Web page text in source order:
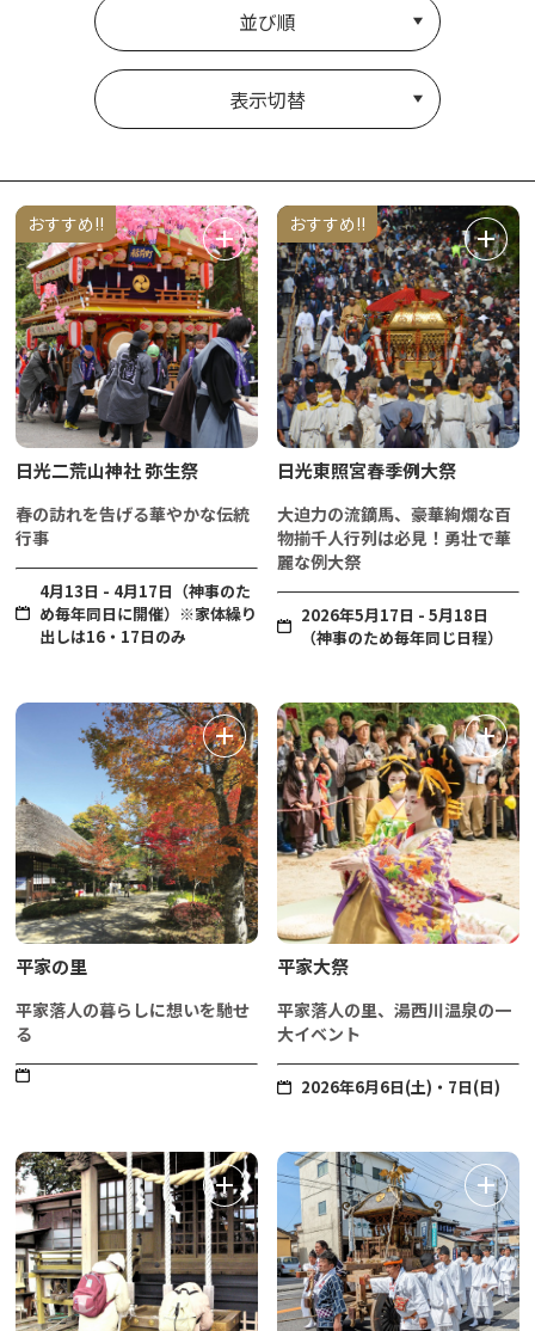
並び順
表示切替
おすすめ!!
日光二荒山神社 弥生祭
春の訪れを告げる華やかな伝統
行事
4月13日 - 4月17日（神事のた
め毎年同日に開催）※家体繰り
出しは16・17日のみ
おすすめ!!
日光東照宮春季例大祭
大迫力の流鏑馬、豪華絢爛な百
物揃千人行列は必見！勇壮で華
麗な例大祭
2026年5月17日 - 5月18日
（神事のため毎年同じ日程）
平家の里
平家落人の暮らしに想いを馳せ
る
平家大祭
平家落人の里、湯西川温泉の一
大イベント
2026年6月6日(土)・7日(日)